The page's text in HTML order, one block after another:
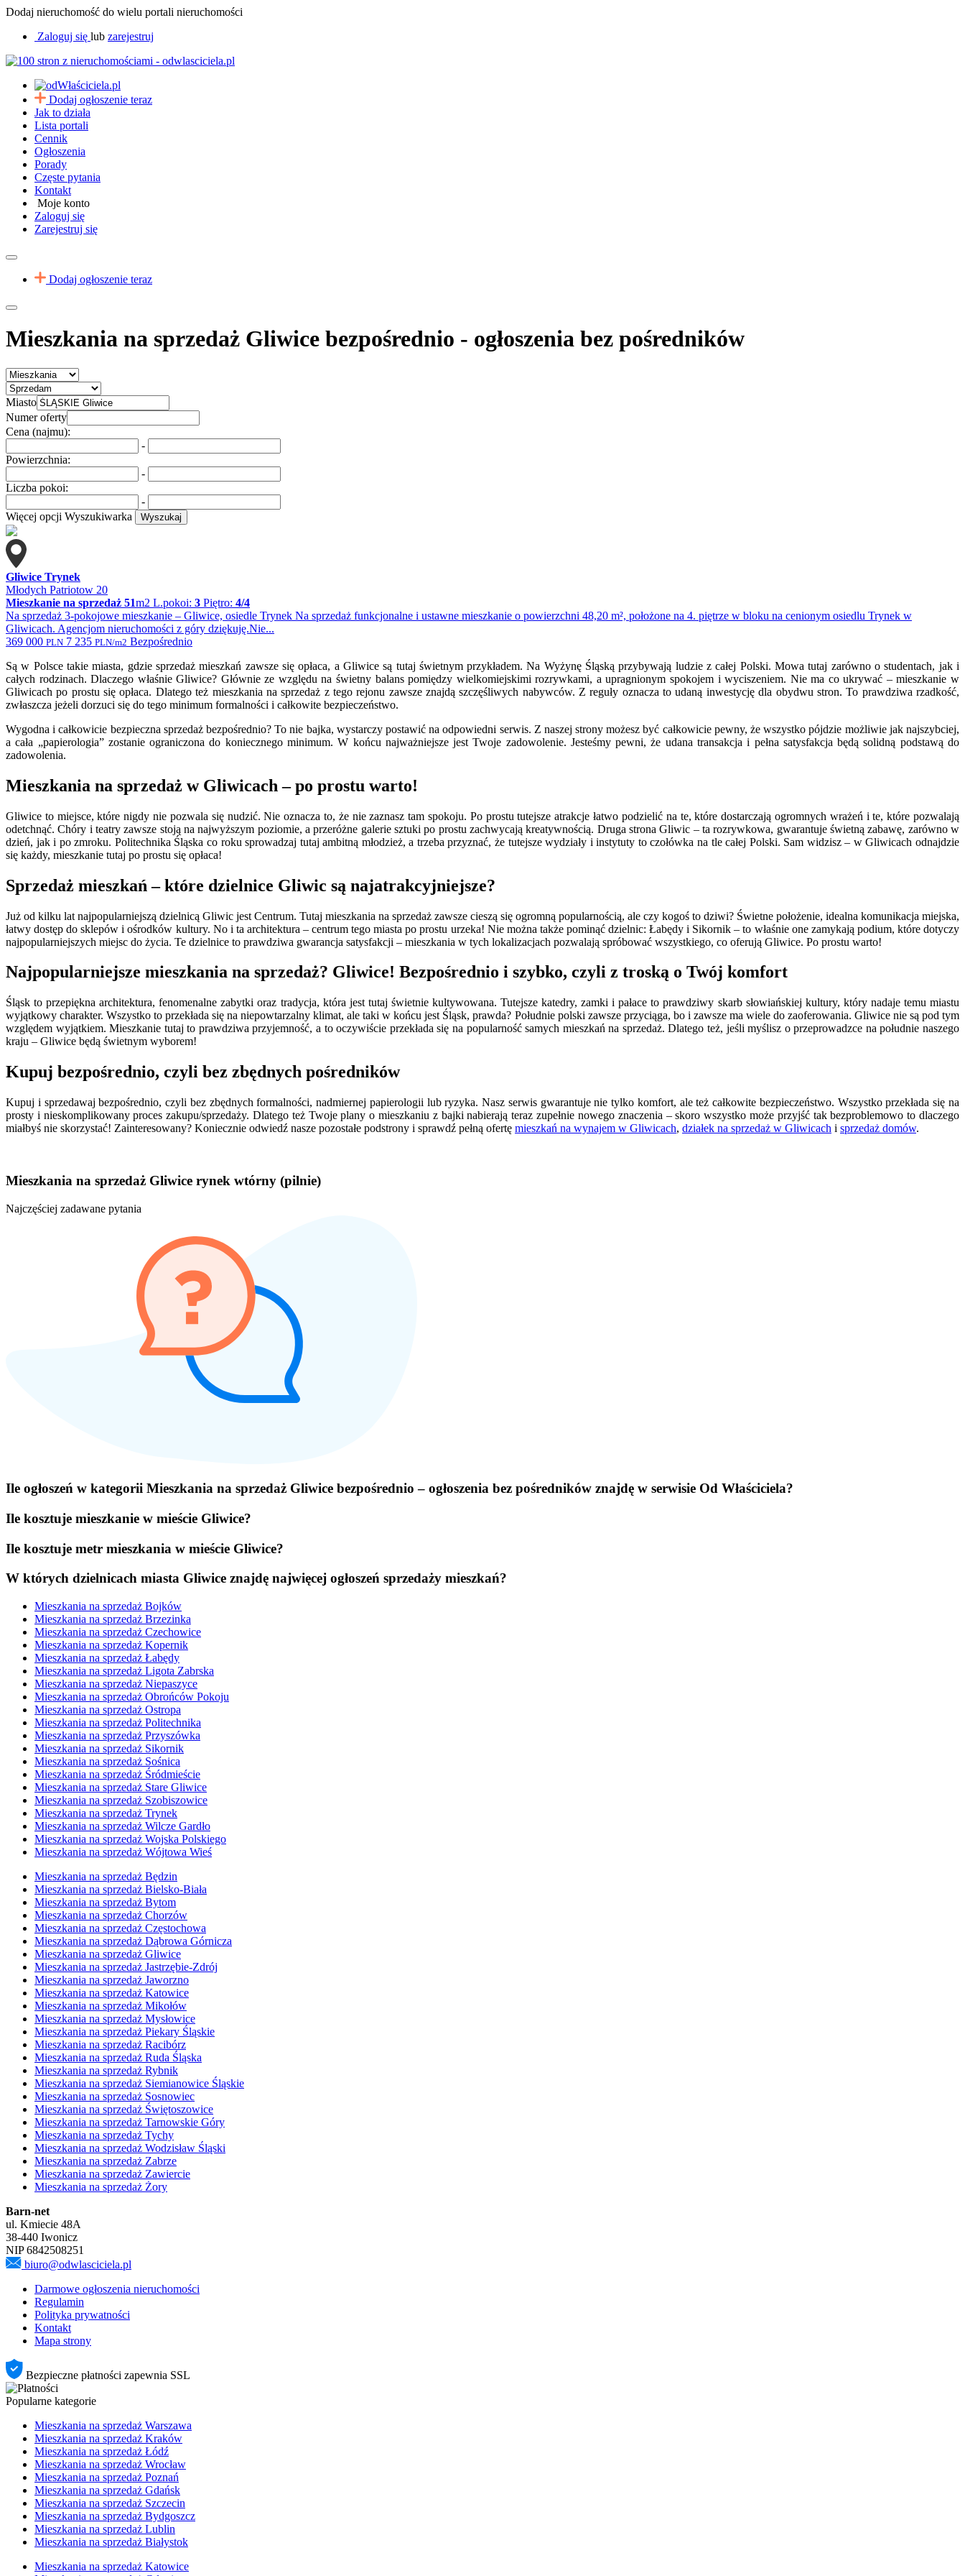
Dodaj nieruchomość do wielu portali nieruchomości
Zaloguj się lub zarejestruj
Dodaj ogłoszenie teraz
Jak to działa
Lista portali
Cennik
Ogłoszenia
Porady
Częste pytania
Kontakt
Moje konto
Zaloguj się
Zarejestruj się
Dodaj ogłoszenie teraz
Mieszkania na sprzedaż Gliwice bezpośrednio - ogłoszenia bez pośredników
Miasto
Numer oferty
Cena (najmu):
-
Powierzchnia:
-
Liczba pokoi:
-
Więcej opcji Wyszukiwarka Wyszukaj
Gliwice Trynek
Młodych Patriotow 20
Mieszkanie na sprzedaż 51m2 L.pokoi: 3 Piętro: 4/4
Na sprzedaż 3-pokojowe mieszkanie – Gliwice, osiedle Trynek Na sprzedaż funkcjonalne i ustawne mieszkanie o powierzchni 48,20 m², położone na 4. piętrze w bloku na cenionym osiedlu Trynek w
Gliwicach. Agencjom nieruchomości z góry dziękuję.Nie...
369 000 PLN 7 235 PLN/m2 Bezpośrednio
Są w Polsce takie miasta, gdzie sprzedaż mieszkań zawsze się opłaca, a Gliwice są tutaj świetnym przykładem. Na Wyżynę Śląską przybywają ludzie z całej Polski. Mowa tutaj zarówno o studentach, jak i
całych rodzinach. Dlaczego właśnie Gliwice? Głównie ze względu na świetny balans pomiędzy wielkomiejskimi rozrywkami, a upragnionym spokojem i wyciszeniem. Nie ma co ukrywać – mieszkanie w
Gliwicach po prostu się opłaca. Dlatego też mieszkania na sprzedaż z tego rejonu zawsze znajdą szczęśliwych nabywców. Z reguły oznacza to udaną inwestycję dla obydwu stron. To prawdziwa rzadkość,
zwłaszcza jeżeli dorzuci się do tego minimum formalności i całkowite bezpieczeństwo.
Wygodna i całkowicie bezpieczna sprzedaż bezpośrednio? To nie bajka, wystarczy postawić na odpowiedni serwis. Z naszej strony możesz być całkowicie pewny, że wszystko pójdzie możliwie jak najszybciej,
a cała „papierologia” zostanie ograniczona do koniecznego minimum. W końcu najważniejsze jest Twoje zadowolenie. Jesteśmy pewni, że udana transakcja i pełna satysfakcja będą solidną podstawą do
zadowolenia.
Mieszkania na sprzedaż w Gliwicach – po prostu warto!
Gliwice to miejsce, które nigdy nie pozwala się nudzić. Nie oznacza to, że nie zaznasz tam spokoju. Po prostu tutejsze atrakcje łatwo podzielić na te, które dostarczają ogromnych wrażeń i te, które pozwalają
odetchnąć. Chóry i teatry zawsze stoją na najwyższym poziomie, a przeróżne galerie sztuki po prostu zachwycają kreatywnością. Druga strona Gliwic – ta rozrywkowa, gwarantuje świetną zabawę, zarówno w
dzień, jak i po zmroku. Politechnika Śląska co roku sprowadzaj tutaj ambitną młodzież, a trzeba przyznać, że tutejsze wydziały i instytuty to czołówka na tle całej Polski. Sam widzisz – w Gliwicach odnajdzie
się każdy, mieszkanie tutaj po prostu się opłaca!
Sprzedaż mieszkań – które dzielnice Gliwic są najatrakcyjniejsze?
Już od kilku lat najpopularniejszą dzielnicą Gliwic jest Centrum. Tutaj mieszkania na sprzedaż zawsze cieszą się ogromną popularnością, ale czy kogoś to dziwi? Świetne położenie, idealna komunikacja miejska,
łatwy dostęp do sklepów i ośrodków kultury. No i ta architektura – centrum tego miasta po prostu urzeka! Nie można także pominąć dzielnic: Łabędy i Sikornik – to właśnie one zamykają podium, które dotyczy
najpopularniejszych miejsc do życia. Te dzielnice to prawdziwa gwarancja satysfakcji – mieszkania w tych lokalizacjach pozwalają spróbować wszystkiego, co oferują Gliwice. Po prostu warto!
Najpopularniejsze mieszkania na sprzedaż? Gliwice! Bezpośrednio i szybko, czyli z troską o Twój komfort
Śląsk to przepiękna architektura, fenomenalne zabytki oraz tradycja, która jest tutaj świetnie kultywowana. Tutejsze katedry, zamki i pałace to prawdziwy skarb słowiańskiej kultury, który nadaje temu miastu
wyjątkowy charakter. Wszystko to przekłada się na niepowtarzalny klimat, ale taki w końcu jest Śląsk, prawda? Południe polski zawsze przyciąga, bo i zawsze ma wiele do zaoferowania. Gliwice nie są pod tym
względem wyjątkiem. Mieszkanie tutaj to prawdziwa przyjemność, a to oczywiście przekłada się na popularność samych mieszkań na sprzedaż. Dlatego też, jeśli myślisz o przeprowadzce na południe naszego
kraju – Gliwice będą świetnym wyborem!
Kupuj bezpośrednio, czyli bez zbędnych pośredników
Kupuj i sprzedawaj bezpośrednio, czyli bez zbędnych formalności, nadmiernej papierologii lub ryzyka. Nasz serwis gwarantuje nie tylko komfort, ale też całkowite bezpieczeństwo. Wszystko przekłada się na
prosty i nieskomplikowany proces zakupu/sprzedaży. Dlatego też Twoje plany o mieszkaniu z bajki nabierają teraz zupełnie nowego znaczenia – skoro wszystko może przyjść tak bezproblemowo to dlaczego
miałbyś nie skorzystać! Zainteresowany? Koniecznie odwiedź nasze pozostałe podstrony i sprawdź pełną ofertę mieszkań na wynajem w Gliwicach, działek na sprzedaż w Gliwicach i sprzedaż domów.
Mieszkania na sprzedaż Gliwice rynek wtórny (pilnie)
Najczęściej zadawane pytania
Ile ogłoszeń w kategorii Mieszkania na sprzedaż Gliwice bezpośrednio – ogłoszenia bez pośredników znajdę w serwisie Od Właściciela?
Ile kosztuje mieszkanie w mieście Gliwice?
Ile kosztuje metr mieszkania w mieście Gliwice?
W których dzielnicach miasta Gliwice znajdę najwięcej ogłoszeń sprzedaży mieszkań?
Mieszkania na sprzedaż Bojków
Mieszkania na sprzedaż Brzezinka
Mieszkania na sprzedaż Czechowice
Mieszkania na sprzedaż Kopernik
Mieszkania na sprzedaż Łabędy
Mieszkania na sprzedaż Ligota Zabrska
Mieszkania na sprzedaż Niepaszyce
Mieszkania na sprzedaż Obrońców Pokoju
Mieszkania na sprzedaż Ostropa
Mieszkania na sprzedaż Politechnika
Mieszkania na sprzedaż Przyszówka
Mieszkania na sprzedaż Sikornik
Mieszkania na sprzedaż Sośnica
Mieszkania na sprzedaż Śródmieście
Mieszkania na sprzedaż Stare Gliwice
Mieszkania na sprzedaż Szobiszowice
Mieszkania na sprzedaż Trynek
Mieszkania na sprzedaż Wilcze Gardło
Mieszkania na sprzedaż Wojska Polskiego
Mieszkania na sprzedaż Wójtowa Wieś
Mieszkania na sprzedaż Będzin
Mieszkania na sprzedaż Bielsko-Biała
Mieszkania na sprzedaż Bytom
Mieszkania na sprzedaż Chorzów
Mieszkania na sprzedaż Częstochowa
Mieszkania na sprzedaż Dąbrowa Górnicza
Mieszkania na sprzedaż Gliwice
Mieszkania na sprzedaż Jastrzębie-Zdrój
Mieszkania na sprzedaż Jaworzno
Mieszkania na sprzedaż Katowice
Mieszkania na sprzedaż Mikołów
Mieszkania na sprzedaż Mysłowice
Mieszkania na sprzedaż Piekary Śląskie
Mieszkania na sprzedaż Racibórz
Mieszkania na sprzedaż Ruda Śląska
Mieszkania na sprzedaż Rybnik
Mieszkania na sprzedaż Siemianowice Śląskie
Mieszkania na sprzedaż Sosnowiec
Mieszkania na sprzedaż Świętoszowice
Mieszkania na sprzedaż Tarnowskie Góry
Mieszkania na sprzedaż Tychy
Mieszkania na sprzedaż Wodzisław Śląski
Mieszkania na sprzedaż Zabrze
Mieszkania na sprzedaż Zawiercie
Mieszkania na sprzedaż Żory
Barn-net
ul. Kmiecie 48A
38-440 Iwonicz
NIP 6842508251
biuro@odwlasciciela.pl
Darmowe ogłoszenia nieruchomości
Regulamin
Polityka prywatności
Kontakt
Mapa strony
Bezpieczne płatności zapewnia SSL
Popularne kategorie
Mieszkania na sprzedaż Warszawa
Mieszkania na sprzedaż Kraków
Mieszkania na sprzedaż Łódź
Mieszkania na sprzedaż Wrocław
Mieszkania na sprzedaż Poznań
Mieszkania na sprzedaż Gdańsk
Mieszkania na sprzedaż Szczecin
Mieszkania na sprzedaż Bydgoszcz
Mieszkania na sprzedaż Lublin
Mieszkania na sprzedaż Białystok
Mieszkania na sprzedaż Katowice